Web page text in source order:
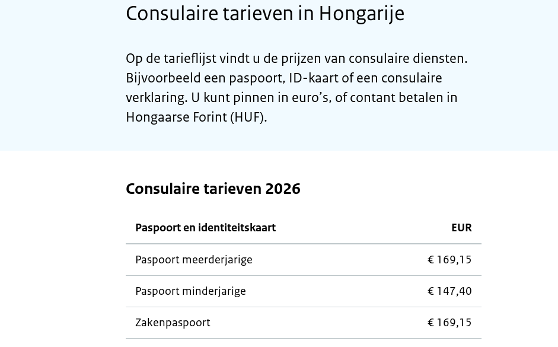
Consulaire tarieven in Hongarije
Op de tarieflijst vindt u de prijzen van consulaire diensten.
Bijvoorbeeld een paspoort, ID-kaart of een consulaire
verklaring. U kunt pinnen in euro’s, of contant betalen in
Hongaarse Forint (HUF).
Consulaire tarieven 2026
Paspoort en identiteitskaart EUR
Paspoort meerderjarige € 169,15
Paspoort minderjarige € 147,40
Zakenpaspoort € 169,15